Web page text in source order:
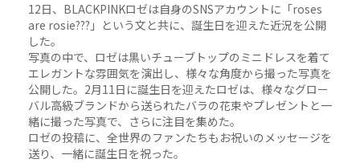
12日、BLACKPINKロゼは自身のSNSアカウントに「roses
are rosie???」という文と共に、誕生日を迎えた近況を公開
した。
写真の中で、ロゼは黒いチューブトップのミニドレスを着て
エレガントな雰囲気を演出し、様々な角度から撮った写真を
公開した。2月11日に誕生日を迎えたロゼは、様々なグロー
バル高級ブランドから送られたバラの花束やプレゼントと一
緒に撮った写真で、さらに注目を集めた。
ロゼの投稿に、全世界のファンたちもお祝いのメッセージを
送り、一緒に誕生日を祝った。